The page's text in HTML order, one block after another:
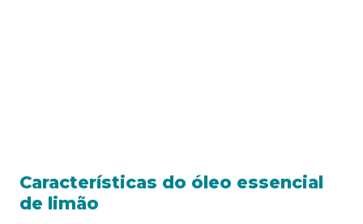
Características do óleo essencial
de limão